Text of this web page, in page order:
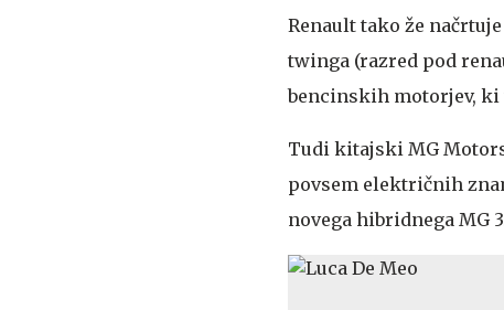
Renault tako že
twinga (razred pod
bencinskih motorjev, ki
Tudi kitajski MG
povsem električnih
novega hibridnega MG